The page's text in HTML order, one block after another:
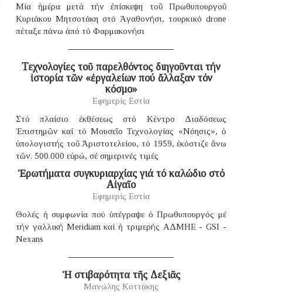
Μία ἡμέρα μετά τήν ἐπίσκεψη τοῦ Πρωθυπουργοῦ
Κυριάκου Μητσοτάκη στό Ἀγαθονήσι, τουρκικό drone
πέταξε πάνω ἀπό τό Φαρμακονήσι
Τεχνολογίες τοῦ παρελθόντος διηγοῦνται τήν
ἱστορία τῶν «ἐργαλείων πού ἄλλαξαν τόν
κόσμο»
Εφημερίς Εστία
Στό πλαίσιο ἐκθέσεως στό Κέντρο Διαδόσεως
Ἐπιστημῶν καί τό Μουσεῖο Τεχνολογίας «Νόησις», ὁ
ὑπολογιστής τοῦ Ἀριστοτελείου, τό 1959, ἐκόστιζε ἄνω
τῶν. 500.000 εὐρώ, σέ σημερινές τιμές
Ἐρωτήματα συγκυριαρχίας γιά τό καλώδιο στό
Αἰγαῖο
Εφημερίς Εστία
Θολές ἡ συμφωνία πού ὑπέγραψε ὁ Πρωθυπουργός μέ
τήν γαλλική Μeridiam καί ἡ τριμερής ΑΔΜΗΕ - GSI -
Nexans
Ἡ στιβαρότητα τῆς Δεξιᾶς
Μανώλης Κοττάκης